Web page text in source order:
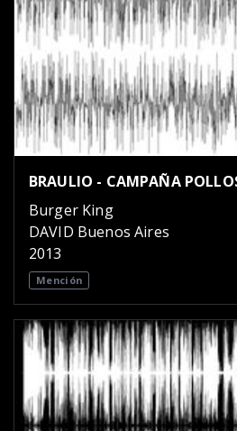
BRAULIO - CAMPAÑA
Burger King
DAVID Buenos Aires
2013
Mención